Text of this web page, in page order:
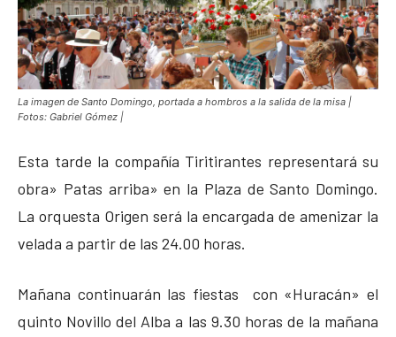
La imagen de Santo Domingo, portada a hombros a la salida de la misa |
Fotos: Gabriel Gómez |
Esta tarde la compañía Tiritirantes representará su
obra» Patas arriba» en la Plaza de Santo Domingo.
La orquesta Origen será la encargada de amenizar la
velada a partir de las 24.00 horas.
Mañana continuarán las fiestas con «Huracán» el
quinto Novillo del Alba a las 9.30 horas de la mañana